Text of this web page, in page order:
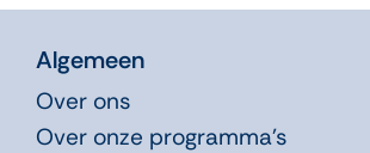
Algemeen
Over ons
Over onze programma’s